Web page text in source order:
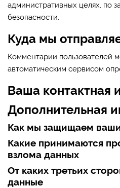
административных целях, по
безопасности.
Куда мы
Комментарии пользователей
автоматическим сервисом
Ваша контактная
Дополнительная
Как мы защищаем
Какие принимаются
взлома данных
От каких третьих
данные